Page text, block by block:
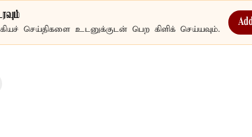
செய்திகளை உடனுக்குடன் பெற கிளிக் செய்யவும்.